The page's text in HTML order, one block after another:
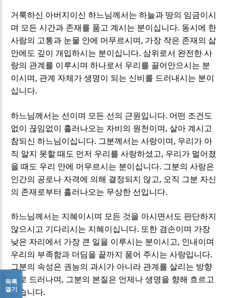
거룩하신 아버지이신 하느님께서는 하늘과 땅의 임금이시
며 모든 시간과 존재를 품고 계시는 분이십니다. 동시에 한
사람의 고통과 눈물 안에 머무르시며 , 가장 작은 존재의 삶
안에도 깊이 개입하시는 분이십니다.삼위로서 완전한 사
랑의 관계를 이루시며 하나로서 우리를 끌어안으시는 분
이시며 , 관계 자체가 생명이 되는 신비를 드러내시는 분이
십니다.
하느님께서는 선이며 모든 선의 근원입니다. 어떤 조건도
없이 끊임없이 흘러나오는 자비의 원천이며 ,살아 계시고
참되신 하느님이십니다. 그분께서는 사랑이며 , 우리가 아
직 알지 못할 때도 먼저 우리를 사랑하셨고, 우리가 멀어졌
을 때도 우리 안에 머무르시는 분이십니다. 그분의 사랑은
인간의 공로나 자격에 의해 결정되지 않고, 오직 그분 자신
의 존재로부터 흘러나오는 무상한 선입니다.
하느님께서는 지혜이시며 모든 것을 아시면서도 판단하지
않으시고 기다리시는 지혜이십니다. 또한 겸손이며 가장
낮은 자리에서 가장 큰 일을 이루시는 분이시고, 인내이며
우리의 부족함과 더딤을 끝까지 품어 주시는 사랑입니다.
그분의 속성은 권능의 과시가 아니라 관계를 살리는 방향
으로 드러나며 , 그분의 본질은 언제나 생명을 향해 흐르고
있습니다.
목록
열기